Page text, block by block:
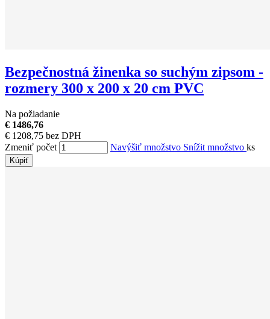
Bezpečnostná žinenka so suchým zipsom -
rozmery 300 x 200 x 20 cm PVC
Na požiadanie
€ 1486,76
€ 1208,75 bez DPH
Zmeniť počet
Navýšiť množstvo Snížit množstvo ks
Kúpiť